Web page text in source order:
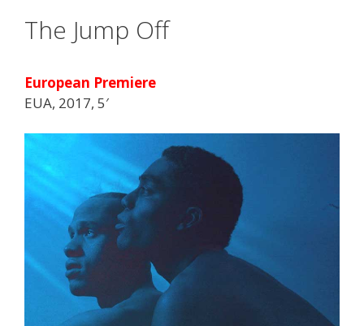
The Jump Off
European Premiere
EUA, 2017, 5′